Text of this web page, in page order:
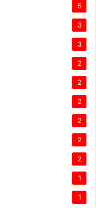
5
3
3
2
2
2
2
2
2
1
1